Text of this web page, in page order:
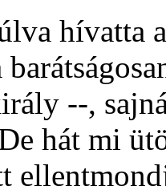
hívatta
--,
hát mi